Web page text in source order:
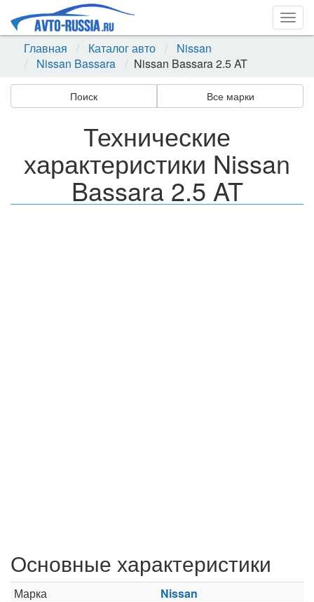
Главная
Каталог авто
Nissan
Nissan Bassara
Nissan Bassara 2.5 AT
Поиск Все марки
Технические
характеристики Nissan
Bassara 2.5 AT
Основные характеристики
Марка
Nissan